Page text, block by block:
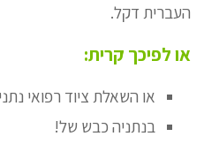
העברית דקל.
או לפיכך קרית:
או השאלת ציוד רפואי
בנתניה כבש של!